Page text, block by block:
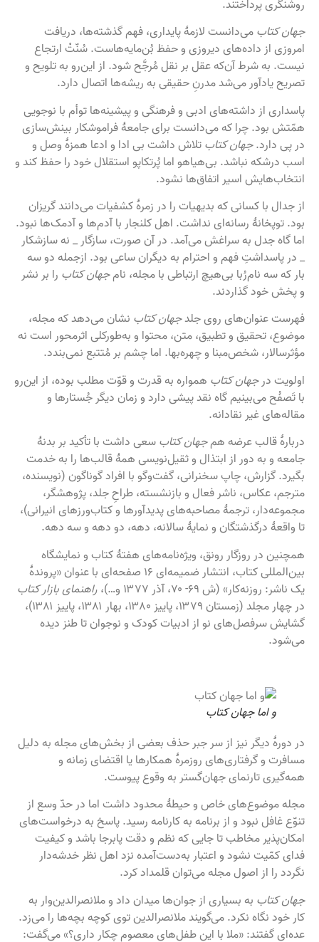
روشنگری پرداختند.
جهان کتاب می‌دانست لازمهٔ پایداری، فهم گذشته‌ها، دریافت
امروزی از داده‌های دیروزی و حفظ بُن‌مایه‌هاست. سُنّتْ ارتجاع
نیست. به شرط آن‌که عقل بر نقل مُرجَّح شود. از این‌رو به تلویح و
تصریح یادآور می‌شد مدرنِ حقیقی به ریشه‌ها اتصال دارد.
پاسداری از داشته‌های ادبی و فرهنگی و پیشینه‌ها توأم با نوجویی
همّتش بود. چرا که می‌دانست برای جامعهٔ فراموشکار بینش‌سازی
در پی دارد.جهان کتاب تلاش داشت بی ادا و ادعا همزهٔ وصل و
اسب درشکه نباشد. بی‌هیاهو اما پُرتکاپو استقلال خود را حفظ کند و
انتخاب‌هایش اسیر اتفاق‌ها نشود.
از جدال با کسانی که بدیهیات را در زمرهٔ کشفیات می‌دانند گریزان
بود. توپخانهٔ رسانه‌ای نداشت. اهل کلنجار با آدم‌ها و آدمک‌ها نبود.
اما گاه جدل به سراغش می‌آمد. در آن صورت، سازگار _ نه سازشکار
_ در پاسداشتِ فهم و احترام به دیگران ساعی بود. ازجمله دو سه
بار که سه نام‌رُبا بی‌هیچ ارتباطی با مجله، نامجهان کتاب را بر نشر
و پخش خود گذاردند.
فهرست عنوان‌های روی جلدجهان کتاب نشان می‌دهد که مجله،
موضوع، تحقیق و تطبیق، متن، محتوا و به‌طورکلی اثرمحور است نه
مؤثرسالار، شخص‌مبنا و چهره‌بها. اما چشم بر مُتتبع نمی‌بندد.
اولویت درجهان کتاب همواره به قدرت و قوّت مطلب بوده، از این‌رو
با تَصفُح می‌بینیم گاه نقد پیشی دارد و زمان دیگر جُستارها و
مقاله‌های غیر نقادانه.
دربارهٔ قالب عرضه همجهان کتاب سعی داشت با تأکید بر بدنهٔ
جامعه و به دور از ابتذال و ثقیل‌نویسی همهٔ قالب‌ها را به خدمت
بگیرد. گزارش، چاپ سخنرانی، گفت‌‌وگو با افراد گوناگون (نویسنده،
مترجم، عکاس، ناشر فعال و بازنشسته، طراحِ جلد، پژوهشگر،
مجموعه‌دار، ترجمهٔ مصاحبه‌های پدیدآورها و کتاب‌ورزهای انیرانی)،
تا واقعهٔ درگذشتگان و نمایۀ سالانه، دهه، دو دهه و سه دهه.
همچنین در روزگار رونق، ویژه‌نامه‌های هفتهٔ کتاب و نمایشگاه
بین‌المللی کتاب، انتشار ضمیمه‌ای ۱۶ صفحه‌ای با عنوان «پروندۀ
یک ناشر: روزنه‌کار» (ش ۶۹- ۷۰، آذر ۱۳۷۷ و…)،
راهنمای ‌بازار کتاب
در چهار مجلد (زمستان ۱۳۷۹، پاییز ۱۳۸۰، بهار ۱۳۸۱، پاییز ۱۳۸۱)،
گشایش سرفصل‌های نو از ادبیات کودک و نوجوان تا طنز دیده
می‌شود.
و اما جهان کتاب
در دورۀ دیگر نیز از سر جبر حذف بعضی از بخش‌های مجله به دلیل
مسافرت و گرفتاری‌های روزمرۀ همکارها یا اقتضای زمانه و
همه‌گیری تارنمای جهان‌گستر به وقوع پیوست.
مجله موضوع‌های خاص و حیطهٔ محدود داشت اما در حدّ وسع از
تنوّع غافل نبود و از برنامه به کارنامه رسید. پاسخ به درخواست‌های
امکان‌پذیر مخاطب تا جایی که نظم و دقت پابرجا باشد و کیفیت
فدای کمّیت نشود و اعتبار به‌دست‌آمده نزد اهل نظر خدشه‌دار
نگردد را از اصول مجله می‌توان قلمداد کرد.
جهان کتاب به بسیاری از جوان‌ها میدان داد و ملانصرالدین‌وار به
کار خود نگاه نکرد. می‌گویند ملانصرالدین توی کوچه بچه‌ها را می‌زد.
عده‌ای گفتند: «ملا با این طفل‌های معصوم چکار داری؟» می‌گفت: